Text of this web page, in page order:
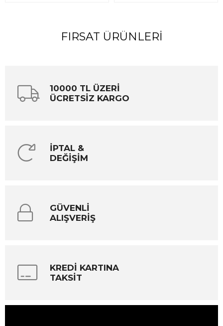
FIRSAT ÜRÜNLERI
10000 TL ÜZERİ
ÜCRETSİZ KARGO
İPTAL &
DEĞİŞİM
GÜVENLİ
ALIŞVERİŞ
KREDİ KARTINA
TAKSİT